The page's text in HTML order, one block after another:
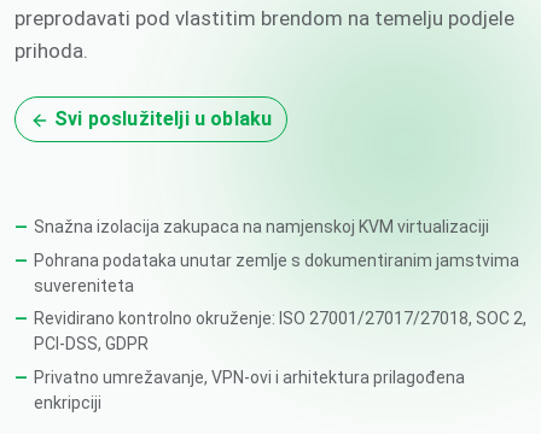
preprodavati pod vlastitim brendom na temelju podjele
prihoda.
Svi poslužitelji u oblaku
Snažna izolacija zakupaca na namjenskoj KVM virtualizaciji
Pohrana podataka unutar zemlje s dokumentiranim jamstvima
suvereniteta
Revidirano kontrolno okruženje: ISO 27001/27017/27018, SOC 2,
PCI-DSS, GDPR
Privatno umrežavanje, VPN-ovi i arhitektura prilagođena
enkripciji